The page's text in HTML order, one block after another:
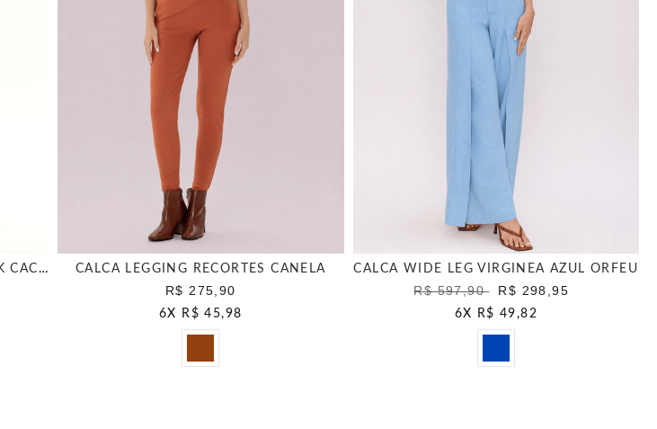
AGR CALCA RETA GABRIELLA DARK CACTUS CALCA LEGGING RECORTES CANELA
R$ 275,90
6X R$ 45,98
CALCA WIDE LEG VIRGINEA AZUL ORFEU
R$ 597,90 R$ 298,95
6X R$ 49,82